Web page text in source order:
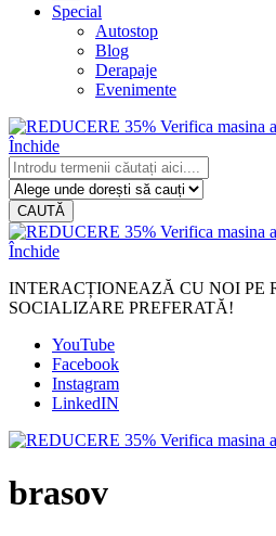
Special
Autostop
Blog
Derapaje
Evenimente
Închide
CAUTĂ
Închide
INTERACȚIONEAZĂ CU NOI PE
SOCIALIZARE PREFERATĂ!
YouTube
Facebook
Instagram
LinkedIN
brasov